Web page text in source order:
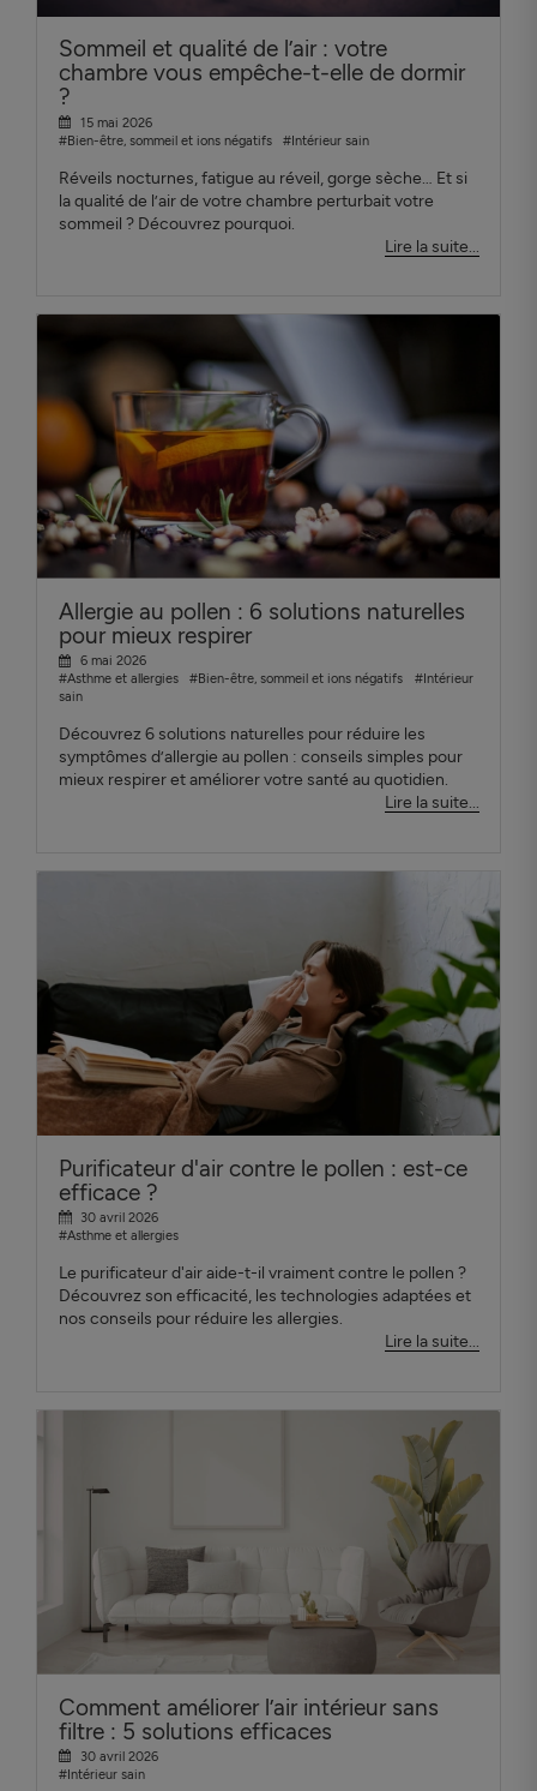
Sommeil et qualité de l’air : votre
chambre vous empêche-t-elle de dormir
?
15 mai 2026
#Bien-être, sommeil et ions négatifs
#Intérieur sain
Réveils nocturnes, fatigue au réveil, gorge sèche… Et si
la qualité de l’air de votre chambre perturbait votre
sommeil ? Découvrez pourquoi.
Lire la suite...
Allergie au pollen : 6 solutions naturelles
pour mieux respirer
6 mai 2026
#Asthme et allergies
#Bien-être, sommeil et ions négatifs
#Intérieur
sain
Découvrez 6 solutions naturelles pour réduire les
symptômes d’allergie au pollen : conseils simples pour
mieux respirer et améliorer votre santé au quotidien.
Lire la suite...
Purificateur d'air contre le pollen : est-ce
efficace ?
30 avril 2026
#Asthme et allergies
Le purificateur d'air aide-t-il vraiment contre le pollen ?
Découvrez son efficacité, les technologies adaptées et
nos conseils pour réduire les allergies.
Lire la suite...
Comment améliorer l’air intérieur sans
filtre : 5 solutions efficaces
30 avril 2026
#Intérieur sain